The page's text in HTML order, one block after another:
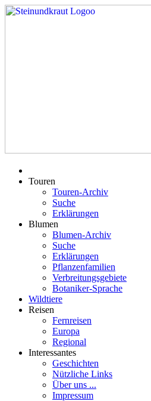
Touren
Touren-Archiv
Suche
Erklärungen
Blumen
Blumen-Archiv
Suche
Erklärungen
Pflanzenfamilien
Verbreitungsgebiete
Botaniker-Sprache
Wildtiere
Reisen
Fernreisen
Europa
Regional
Interessantes
Geschichten
Nützliche Links
Über uns ...
Impressum